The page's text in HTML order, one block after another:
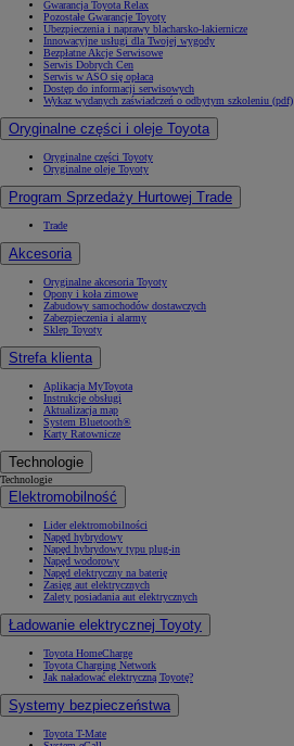
Gwarancja Toyota Relax
Pozostałe Gwarancje Toyoty
Ubezpieczenia i naprawy blacharsko-lakiernicze
Innowacyjne usługi dla Twojej wygody
Bezpłatne Akcje Serwisowe
Serwis Dobrych Cen
Serwis w ASO się opłaca
Dostęp do informacji serwisowych
Wykaz wydanych zaświadczeń o odbytym szkoleniu (pdf)
Oryginalne części i oleje Toyota
Oryginalne części Toyoty
Oryginalne oleje Toyoty
Program Sprzedaży Hurtowej Trade
Trade
Akcesoria
Oryginalne akcesoria Toyoty
Opony i koła zimowe
Zabudowy samochodów dostawczych
Zabezpieczenia i alarmy
Sklep Toyoty
Strefa klienta
Aplikacja MyToyota
Instrukcje obsługi
Aktualizacja map
System Bluetooth®
Karty Ratownicze
Technologie
Technologie
Elektromobilność
Lider elektromobilności
Napęd hybrydowy
Napęd hybrydowy typu plug-in
Napęd wodorowy
Napęd elektryczny na baterię
Zasięg aut elektrycznych
Zalety posiadania aut elektrycznych
Ładowanie elektrycznej Toyoty
Toyota HomeCharge
Toyota Charging Network
Jak naładować elektryczną Toyotę?
Systemy bezpieczeństwa
Toyota T-Mate